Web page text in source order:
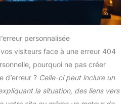
personnalisée
visiteurs face à une erreur 404
pourquoi ne pas créer
d’erreur ? Celle-ci peut inclure un
la situation, des liens vers